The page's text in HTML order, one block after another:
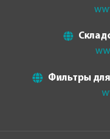
Фильтры